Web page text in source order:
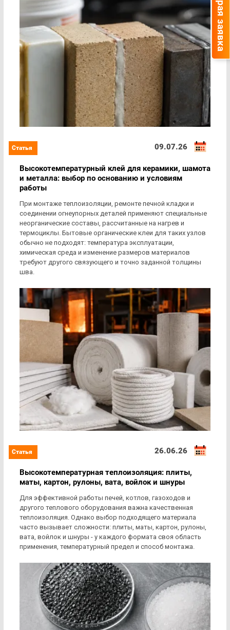
09.07.26
Высокотемпературный клей для керамики, шамота
и металла: выбор по основанию и условиям
работы
При монтаже теплоизоляции, ремонте печной кладки и
соединении огнеупорных деталей применяют специальные
неорганические составы, рассчитанные на нагрев и
термоциклы. Бытовые органические клеи для таких узлов
обычно не подходят: температура эксплуатации,
химическая среда и изменение размеров материалов
требуют другого связующего и точно заданной толщины
шва.
26.06.26
Высокотемпературная теплоизоляция: плиты,
маты, картон, рулоны, вата, войлок и шнуры
Для эффективной работы печей, котлов, газоходов и
другого теплового оборудования важна качественная
теплоизоляция. Однако выбор подходящего материала
часто вызывает сложности: плиты, маты, картон, рулоны,
вата, войлок и шнуры - у каждого формата своя область
применения, температурный предел и способ монтажа.